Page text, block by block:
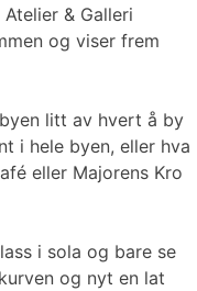
& Galleri
og viser frem
litt av hvert å by
i hele byen, eller hva
eller Majorens Kro
i sola og bare se
og nyt en lat